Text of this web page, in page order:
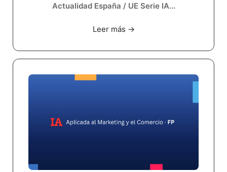
Actualidad España / UE Serie IA...
Leer más →